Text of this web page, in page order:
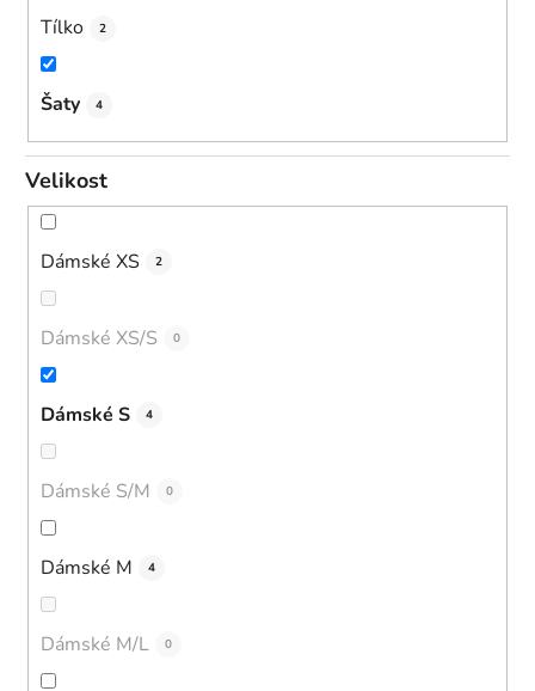
Tílko 2
Šaty 4
Velikost
Dámské XS 2
Dámské XS/S 0
Dámské S 4
Dámské S/M 0
Dámské M 4
Dámské M/L 0